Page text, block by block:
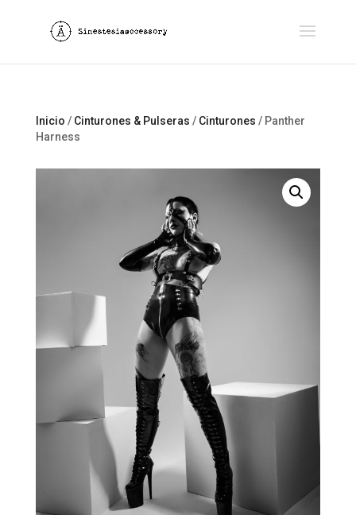
Inicio / Cinturones & Pulseras / Cinturones / Panther
Harness